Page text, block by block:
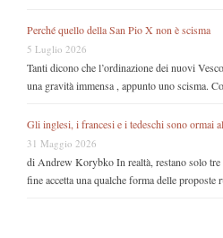
Perché quello della San Pio X non è scisma
5 Luglio 2026
Tanti dicono che l’ordinazione dei nuovi
una gravità immensa , appunto uno scisma.
Gli inglesi, i francesi e i tedeschi sono ormai
31 Maggio 2026
di Andrew Korybko In realtà, restano solo
fine accetta una qualche forma delle